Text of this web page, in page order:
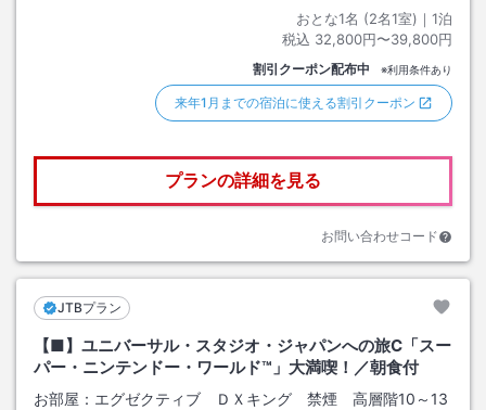
おとな1名 (2名1室)｜ 1泊
税込 32,800円〜39,800円
割引クーポン配布中 ※利用条件あり
来年1月までの宿泊に使える割引クーポン
プランの詳細を見る
お問い合わせコード
JTBプラン
【■】ユニバーサル・スタジオ・ジャパンへの旅C「スー
パー・ニンテンドー・ワールド™」大満喫！／朝食付
お部屋： エグゼクティブ ＤＸキング 禁煙 高層階10～13